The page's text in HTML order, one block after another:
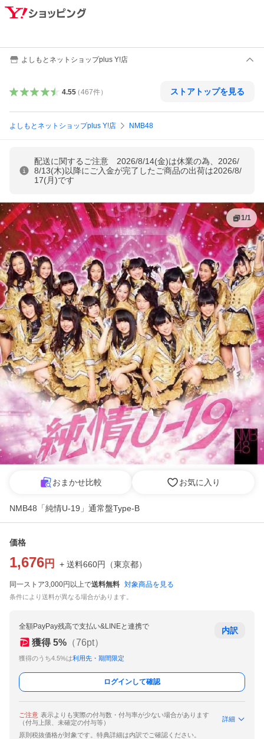
よしもとネットショップplus Y!店
4.55（467件） ストアトップを見る
よしもとネットショップplus Y!店 NMB48
配送に関するご注意 2026/8/14(金)は休業の為、2026/
8/13(木)以降にご入金が完了したご商品の出荷は2026/8/
17(月)です
1/1
おまかせ比較 お気に入り
NMB48「純情U-19」通常盤Type-B
価格
1,676 円 + 送料660円 （東京都）
同一ストア3,000円以上で送料無料 対象商品を見る
条件により送料が異なる場合があります。
全額PayPay残高で支払い&LINEと連携で
獲得 5% （76pt）
獲得のうち4.5%は利用先・期間限定
内訳
ログインして確認
ご注意 表示よりも実際の付与数・付与率が少ない場合があります
（付与上限、未確定の付与等）
詳細
原則税抜価格が対象です。特典詳細は内訳でご確認ください。